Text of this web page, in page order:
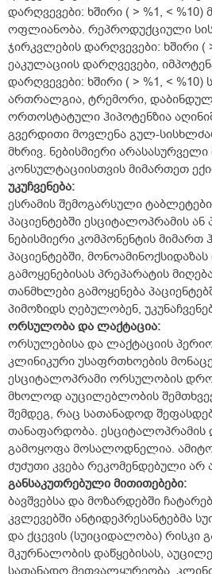
დარღვევები: ხშირი ( > %1, < %10)
ოფლიანობა. რეპროდუქციული
ჯირკვლების დარღვევები: ხშირი (
ეაკულაციის დარღვევები,
დარღვევები: ხშირი ( > %1, < %10)
ართრალგია, ტრემორი,
ორთოსტატული ჰიპოტენზია
გვერდითი მოვლენა გულ-
მხრივ. ნებისმიერი არასასურველი
კონსულტაციისთვის მიმართეთ
უკუჩვენება:
ესრამის შემოგარსული ტაბლეტები
პაციენტებში ესციტალოპრამის ან
ნებისმიერი კომპონენტის
პაციენტებში,
გამოყენებისას პრეპარატის
თანმხლები გამოყენება
პიმოზიდს ღებულობენ,
ორსულობა და ლაქტაცია:
ორსულებისა და ლაქტაციის
კლინიკური უსაფრთხოების
ესციტალოპრამი ორსულობის
მხოლოდ აუცილებლობის
შემდეგ, რაც სათანადოდ
თანაფარდობა. ესციტალოპრამის
გამოყოფა მოსალოდნელია.
ძუძუთი კვება რეკომენდებული არ
განსაკუთრებული მითითებები:
ბავშვებსა და მოზარდებში
კვლევებში ანტიდეპრესანტებმა
და ქცევის (სუიციდალობა) რისკი
მკურნალობის დაწყებისას,